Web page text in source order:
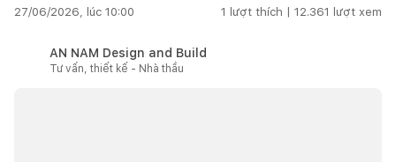
27/06/2026, lúc 10:00 1 lượt thích | 12.361 lượt xem
AN NAM Design and Build
Tư vấn, thiết kế - Nhà thầu